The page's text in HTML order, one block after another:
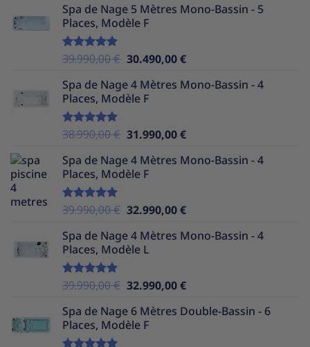
initial
était :
actuel
Spa de Nage 5 Mètres Mono-Bassin - 5
Places, Modèle F
Note5.00
39.990,00€ Le
initial
était :
30.490,00€Le
actuel
Spa de Nage 4 Mètres Mono-Bassin - 4
Places, Modèle F
Note5.00
38.990,00€ Le
initial
était :
31.990,00€Le
actuel
Spa de Nage 4 Mètres Mono-Bassin - 4
Places, Modèle F
Note5.00
39.990,00€ Le
initial
était :
32.990,00€Le
actuel
Spa de Nage 4 Mètres Mono-Bassin - 4
Places, Modèle L
Note5.00
39.990,00€ Le
initial
était :
32.990,00€Le
actuel
Spa de Nage 6 Mètres Double-Bassin - 6
Places, Modèle F